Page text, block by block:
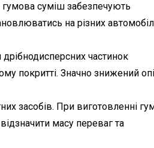
суміш забезпечують
на різних
частинок
покритті. Значно знижений
засобів. При виготовленні
масу переваг та